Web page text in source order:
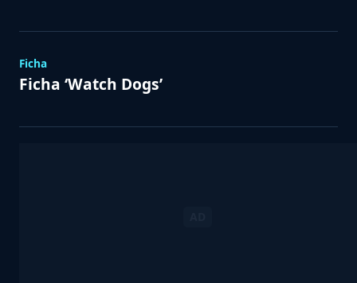
Ficha
Ficha ‘Watch Dogs’